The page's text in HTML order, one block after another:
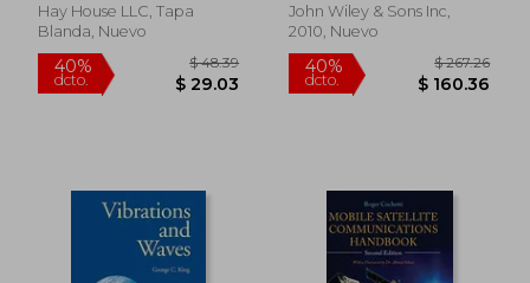
45%
dcto. $ 289.77 dcto. $
Hay House LLC, Tapa
Blanda, Nuevo
John Wiley & Sons Inc,
2010, Nuevo